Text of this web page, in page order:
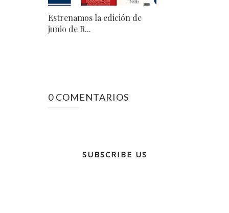
Estrenamos la edición de
junio de R...
0 COMENTARIOS
SUBSCRIBE US